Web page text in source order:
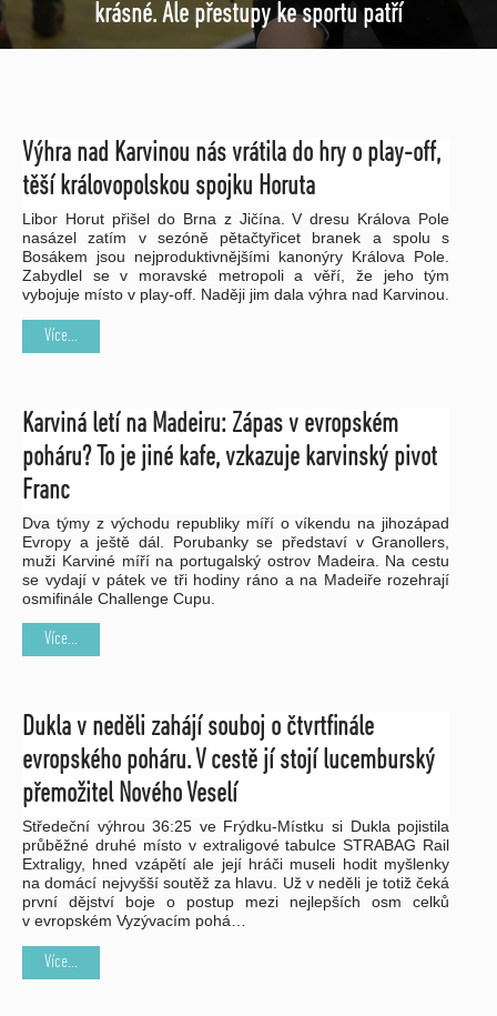
krásné. Ale přestupy ke sportu patří
Výhra nad Karvinou nás vrátila do hry o play-off,
těší královopolskou spojku Horuta
Libor Horut přišel do Brna z Jičína. V dresu Králova Pole
nasázel zatím v sezóně pětačtyřicet branek a spolu s
Bosákem jsou nejproduktivnějšími kanonýry Králova Pole.
Zabydlel se v moravské metropoli a věří, že jeho tým
vybojuje místo v play-off. Naději jim dala výhra nad Karvinou.
Více...
Karviná letí na Madeiru: Zápas v evropském
poháru? To je jiné kafe, vzkazuje karvinský pivot
Franc
Dva týmy z východu republiky míří o víkendu na jihozápad
Evropy a ještě dál. Porubanky se představí v Granollers,
muži Karviné míří na portugalský ostrov Madeira. Na cestu
se vydají v pátek ve tři hodiny ráno a na Madeiře rozehrají
osmifinále Challenge Cupu.
Více...
Dukla v neděli zahájí souboj o čtvrtfinále
evropského poháru. V cestě jí stojí lucemburský
přemožitel Nového Veselí
Středeční výhrou 36:25 ve Frýdku-Místku si Dukla pojistila
průběžné druhé místo v extraligové tabulce STRABAG Rail
Extraligy, hned vzápětí ale její hráči museli hodit myšlenky
na domácí nejvyšší soutěž za hlavu. Už v neděli je totiž čeká
první dějství boje o postup mezi nejlepších osm celků
v evropském Vyzývacím pohá…
Více...